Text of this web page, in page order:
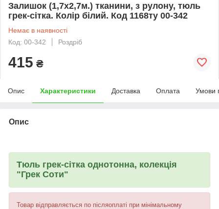
Залишок (1,7х2,7м.) тканини, з рулону, тюль
грек-сітка. Колір білий. Код 1168ту 00-342
Немає в наявності
Код: 00-342
Роздріб
415 ₴
Опис Характеристики Доставка Оплата Умови
Опис
Тюль грек-сітка однотонна, колекція
"Грек Соти"
Товар відправляється по післяоплаті при мінімальному